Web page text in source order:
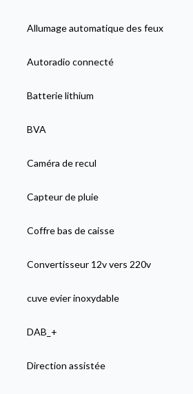
Allumage automatique des feux
Autoradio connecté
Batterie lithium
BVA
Caméra de recul
Capteur de pluie
Coffre bas de caisse
Convertisseur 12v vers 220v
cuve evier inoxydable
DAB_+
Direction assistée